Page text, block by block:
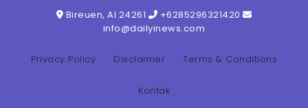
Bireuen, AI 24261
+6285296321420
info@dailyinews.com
Privacy Policy Disclaimer Terms & Conditions
Kontak